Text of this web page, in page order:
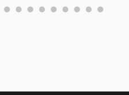
1 2 3 4 5 6 7 8 9